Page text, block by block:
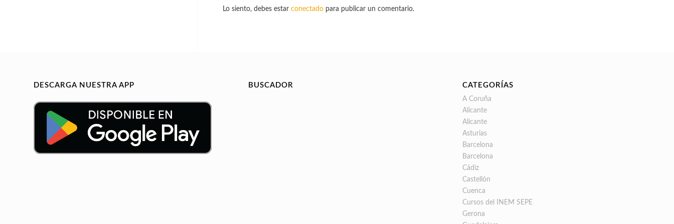
Lo siento, debes estar conectadopara publicar un comentario.
DESCARGA NUESTRA APP BUSCADOR CATEGORÍAS
A Coruña
Alicante
Alicante
Asturias
Barcelona
Barcelona
Cádiz
Castellón
Cuenca
Cursos del INEM SEPE
Gerona